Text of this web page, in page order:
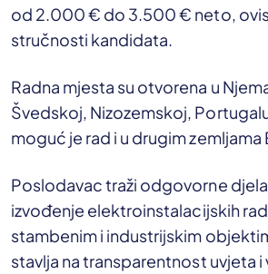
od 2.000 € do 3.500 € neto,
stručnosti kandidata.
Radna mjesta su otvorena u
Švedskoj, Nizozemskoj,
moguć je rad i u drugim zemljama
Poslodavac traži odgovorne
izvođenje elektroinstalacijskih
stambenim i industrijskim
stavlja na transparentnost uvjeta i